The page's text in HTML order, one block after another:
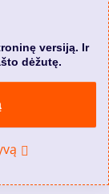
versiją. Ir
dėžutę.